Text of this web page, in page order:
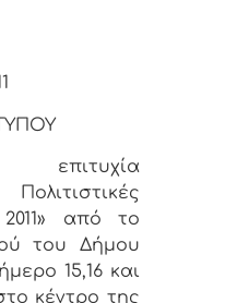
από το
του Δήμου
15,16 και
κέντρο της